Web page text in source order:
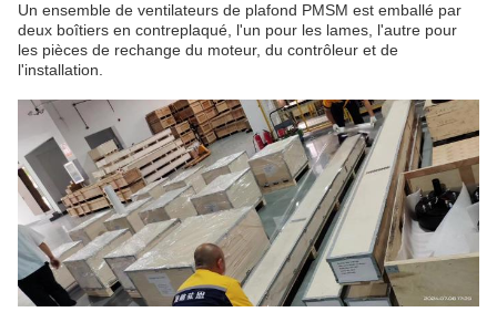
Un ensemble de ventilateurs de plafond PMSM est emballé par
deux boîtiers en contreplaqué, l'un pour les lames, l'autre pour
les pièces de rechange du moteur, du contrôleur et de
l'installation.